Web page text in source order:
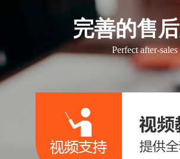
完善的售
Perfect after-